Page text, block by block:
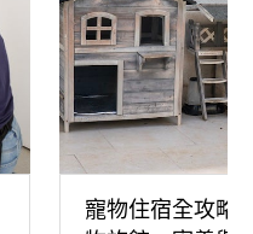
寵物住宿全攻略